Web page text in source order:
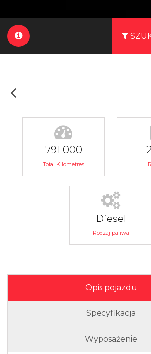
791 000
Total Kilometres
Diesel
Rodzaj paliwa
Opis pojazdu
Specyfikacja
Wyposażenie